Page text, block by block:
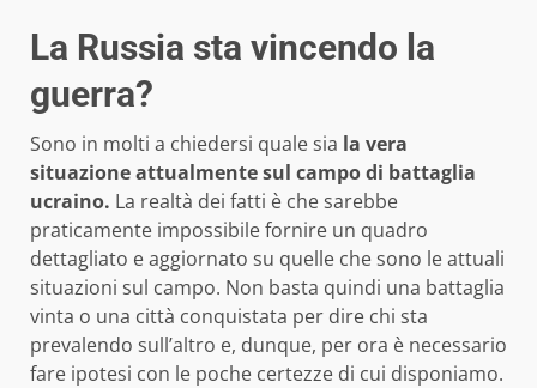
La Russia sta vincendo la
guerra?
Sono in molti a chiedersi quale sia la vera
situazione attualmente sul campo di battaglia
ucraino. La realtà dei fatti è che sarebbe
praticamente impossibile fornire un quadro
dettagliato e aggiornato su quelle che sono le attuali
situazioni sul campo. Non basta quindi una battaglia
vinta o una città conquistata per dire chi sta
prevalendo sull’altro e, dunque, per ora è necessario
fare ipotesi con le poche certezze di cui disponiamo.